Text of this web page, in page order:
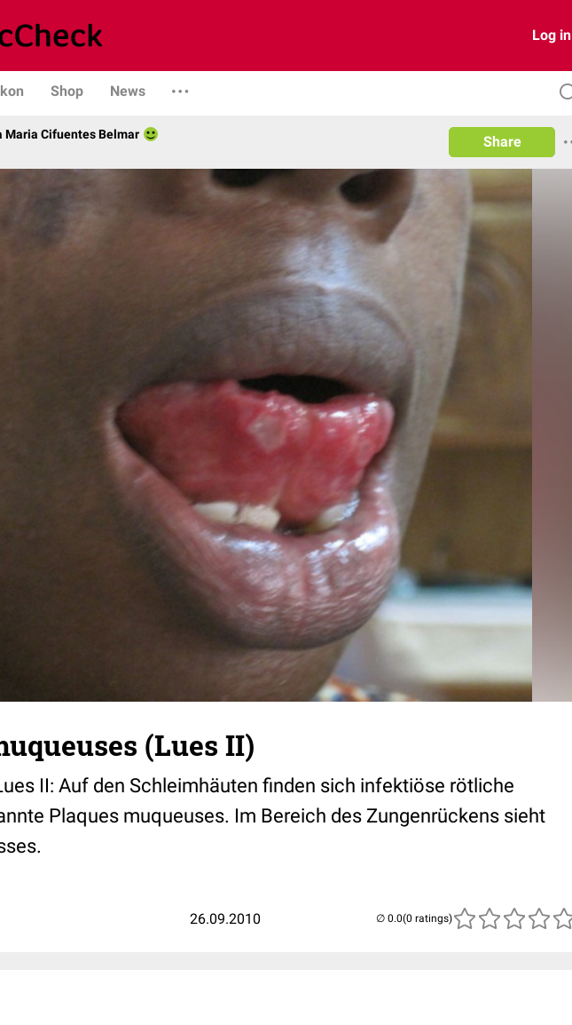
Log in
Shop News
Maria Cifuentes Belmar
Share
(Lues II)
II: Auf den Schleimhäuten finden sich infektiöse rötliche
Plaques muqueuses. Im Bereich des Zungenrückens sieht
26.09.2010 (0 ratings)